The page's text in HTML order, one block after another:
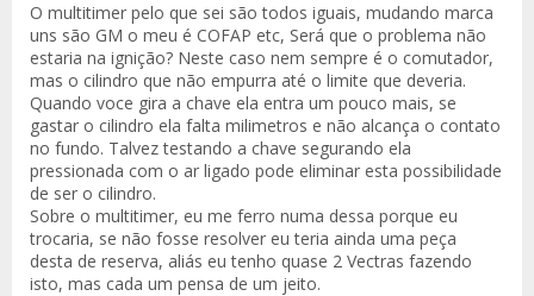
O multitimer pelo que sei são todos iguais, mudando marca
uns são GM o meu é COFAP etc, Será que o problema não
estaria na ignição? Neste caso nem sempre é o comutador,
mas o cilindro que não empurra até o limite que deveria.
Quando voce gira a chave ela entra um pouco mais, se
gastar o cilindro ela falta milimetros e não alcança o contato
no fundo. Talvez testando a chave segurando ela
pressionada com o ar ligado pode eliminar esta possibilidade
de ser o cilindro.
Sobre o multitimer, eu me ferro numa dessa porque eu
trocaria, se não fosse resolver eu teria ainda uma peça
desta de reserva, aliás eu tenho quase 2 Vectras fazendo
isto, mas cada um pensa de um jeito.